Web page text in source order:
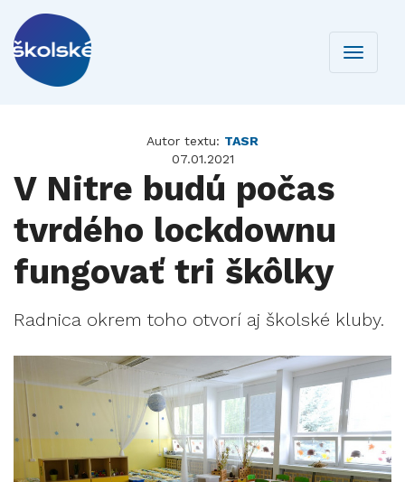
Toggle
Autor textu: TASR
07.01.2021
V Nitre budú počas
tvrdého lockdownu
fungovať tri škôlky
Radnica okrem toho otvorí aj školské kluby.